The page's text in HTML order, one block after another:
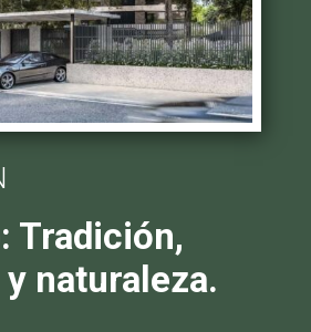
Tradición,
naturaleza.